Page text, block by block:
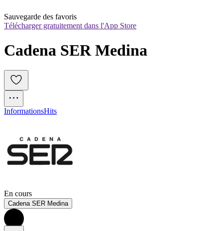
Sauvegarde des favoris
Télécharger gratuitement dans l'App Store
Cadena SER Medina
InformationsHits
En cours
Cadena SER Medina